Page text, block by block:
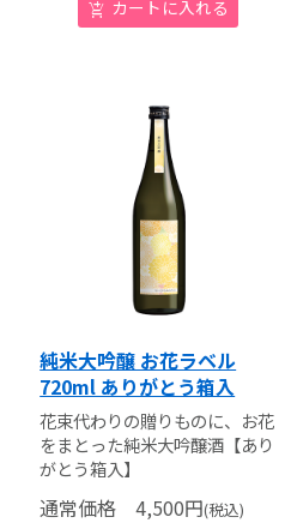
純米大吟醸 お花ラベル
720ml ありがとう箱入
花束代わりの贈りものに、お花
をまとった純米大吟醸酒【あり
がとう箱入】
通常価格 4,500円(税込)